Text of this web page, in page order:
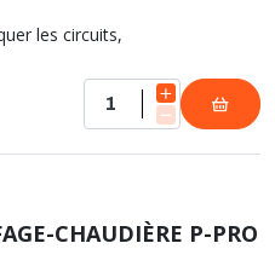
les circuits,
CHAUDIÈRE P-PRO